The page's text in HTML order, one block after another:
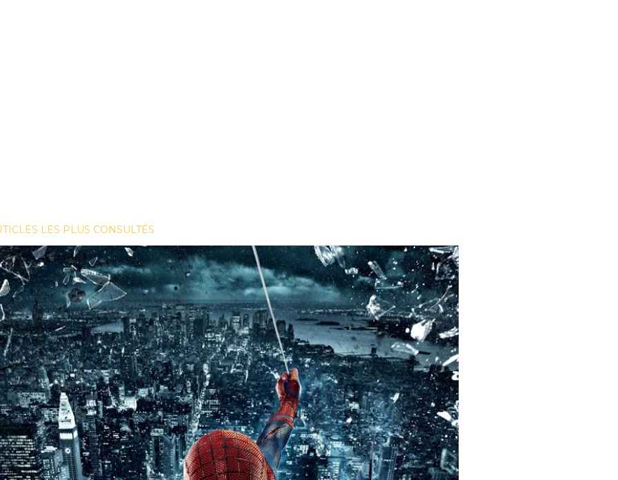
LES PLUS CONSULTÉS